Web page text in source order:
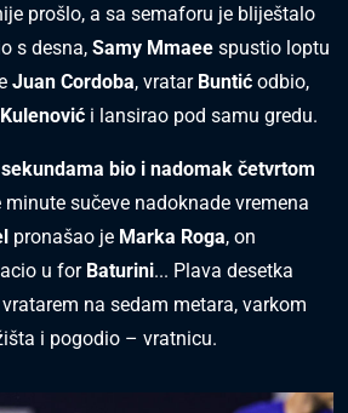
prošlo, a sa semaforu je bliještalo
s desna, Samy Mmaee spustio loptu
Juan Cordoba, vratar Buntić odbio,
Kulenović i lansirao pod samu gredu.
bio i nadomak četvrtom
minute sučeve nadoknade vremena
pronašao je Marka Roga, on
u for Baturini... Plava desetka
na sedam metara, varkom
i pogodio – vratnicu.